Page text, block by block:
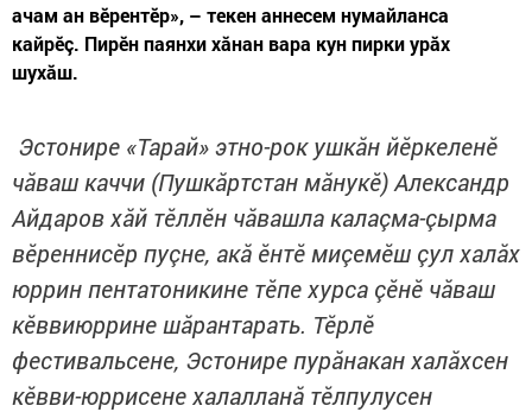
ачам ан вӗрентӗр», – текен аннесем нумайланса
кайрӗç. Пирӗн паянхи хăнан вара кун пирки урăх
шухăш.
Эстонире «Тарай» этно-рок ушкăн йӗркеленӗ
чăваш каччи (Пушкăртстан мăнукӗ) Александр
Айдаров хăй тӗллӗн чăвашла калаçма-çырма
вӗреннисӗр пуçне, акă ӗнтӗ миçемӗш çул халăх
юррин пентатоникине тӗпе хурса çӗнӗ чăваш
кӗввиюррине шăрантарать. Тӗрлӗ
фестивальсене, Эстонире пурăнакан халăхсен
кӗвви-юррисене халалланă тӗлпулусен